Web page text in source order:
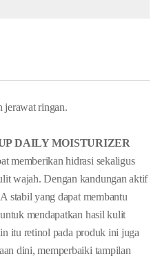
jerawat ringan.
DAILY MOISTURIZER
memberikan hidrasi sekaligus
wajah. Dengan kandungan aktif
yang dapat membantu
mendapatkan hasil kulit
itu retinol pada produk ini juga
dini, memperbaiki tampilan